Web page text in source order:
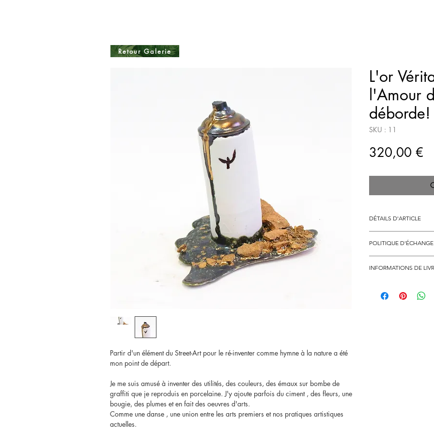
Partir d'un élément du Street-Art pour le ré-inventer comme hymne à la nature a été
mon point de départ.
Je me suis amusé à inventer des utilités, des couleurs, des émaux sur bombe de
graffiti que je reproduis en porcelaine. J'y ajoute parfois du ciment , des fleurs, une
bougie, des plumes et en fait des oeuvres d'arts.
Comme une danse , une union entre les arts premiers et nos pratiques artistiques
actuelles.
L'or
l'Amour
déborde!
SKU : 11
320,00 €
DÉTAILS D'ARTICLE
POLITIQUE
sauf cas exceptionelle
INFORMATIONS DE
Mise en livraison dès
Retour Galerie